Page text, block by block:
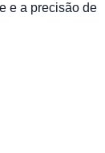
e a precisão de